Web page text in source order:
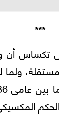
***
تكساس أن
ولما